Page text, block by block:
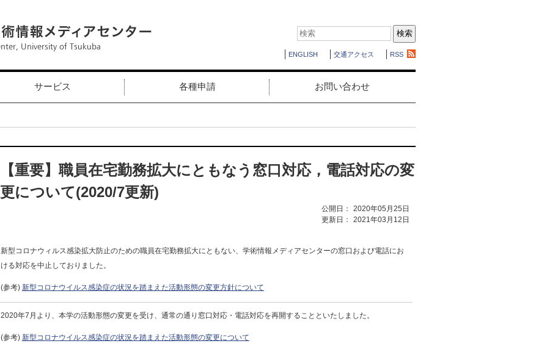
ENGLISH 交通アクセス RSS
サービス 各種申請 お問い合わせ
【重要】職員在宅勤務拡大にともなう窓口対応，電話対応の変
更について(2020/7更新)
公開日：
2020年05月25日
更新日：
2021年03月12日
新型コロナウィルス感染拡大防止のための職員在宅勤務拡大にともない、学術情報メディアセンターの窓口および電話にお
ける対応を中止しておりました。
(参考) 新型コロナウイルス感染症の状況を踏まえた活動形態の変更方針について
2020年7月より、本学の活動形態の変更を受け、通常の通り窓口対応・電話対応を再開することといたしました。
(参考) 新型コロナウイルス感染症の状況を踏まえた活動形態の変更について